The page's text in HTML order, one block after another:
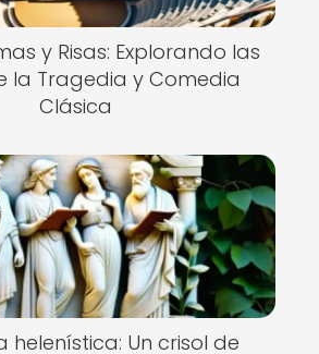
y Risas: Explorando las
la Tragedia y Comedia
Clásica
helenística: Un crisol de